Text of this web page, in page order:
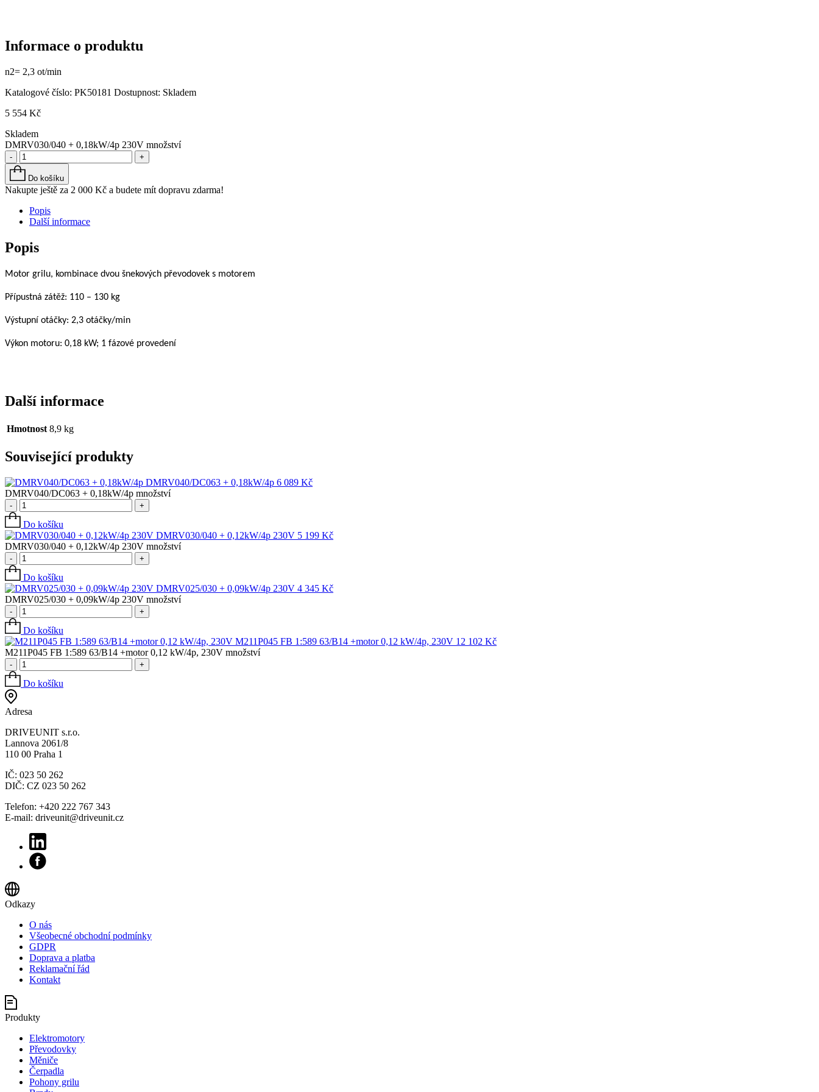
Informace o produktu
n2= 2,3 ot/min
Katalogové číslo: PK50181 Dostupnost: Skladem
5 554 Kč
Skladem
DMRV030/040 + 0,18kW/4p 230V množství
- +
Do košíku
Nakupte ještě za 2 000 Kč a budete mít dopravu zdarma!
Popis
Další informace
Popis
Motor grilu, kombinace dvou šnekových převodovek s motorem
Přípustná zátěž: 110 – 130 kg
Výstupní otáčky: 2,3 otáčky/min
Výkon motoru: 0,18 kW; 1 fázové provedení
Další informace
Hmotnost 8,9 kg
Související produkty
DMRV040/DC063 + 0,18kW/4p 6 089 Kč
DMRV040/DC063 + 0,18kW/4p množství
- +
Do košíku
DMRV030/040 + 0,12kW/4p 230V 5 199 Kč
DMRV030/040 + 0,12kW/4p 230V množství
- +
Do košíku
DMRV025/030 + 0,09kW/4p 230V 4 345 Kč
DMRV025/030 + 0,09kW/4p 230V množství
- +
Do košíku
M211P045 FB 1:589 63/B14 +motor 0,12 kW/4p, 230V 12 102 Kč
M211P045 FB 1:589 63/B14 +motor 0,12 kW/4p, 230V množství
- +
Do košíku
Adresa
DRIVEUNIT s.r.o.
Lannova 2061/8
110 00 Praha 1
IČ: 023 50 262
DIČ: CZ 023 50 262
Telefon: +420 222 767 343
E-mail: driveunit@driveunit.cz
Odkazy
O nás
Všeobecné obchodní podmínky
GDPR
Doprava a platba
Reklamační řád
Kontakt
Produkty
Elektromotory
Převodovky
Měniče
Čerpadla
Pohony grilu